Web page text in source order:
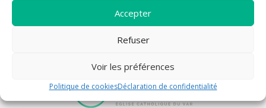
Accepter
Refuser
Voir les préférences
Politique de cookiesDéclaration de confidentialité